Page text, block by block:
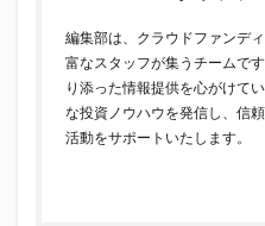
編集部は、クラウドファンデ
富なスタッフが集うチームで
り添った情報提供を心がけて
な投資ノウハウを発信し、信
活動をサポートいたします。